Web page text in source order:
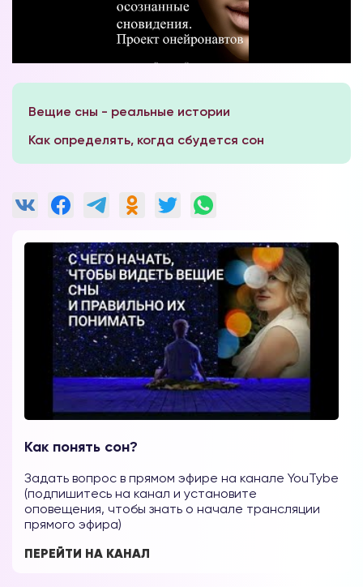
Вещие сны - реальные истории
Как определять, когда сбудется сон
Как понять сон?
Задать вопрос в прямом эфире на канале YouTybe
(подпишитесь на канал и установите
оповещения, чтобы знать о начале трансляции
прямого эфира)
ПЕРЕЙТИ НА КАНАЛ